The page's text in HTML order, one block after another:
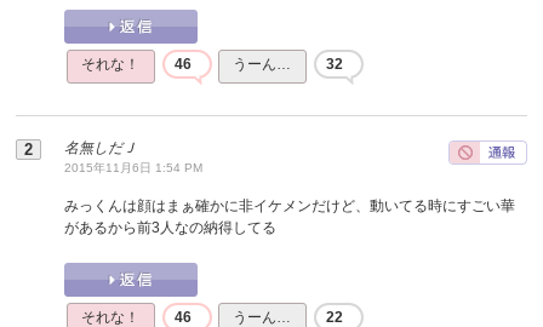
それな！ 46 うーん… 32
名無しだＪ
2015年11月6日 1:54 PM
みっくんは顔はまぁ確かに非イケメンだけど、動いてる時にすごい華
があるから前3人なの納得してる
それな！ 46 うーん… 22